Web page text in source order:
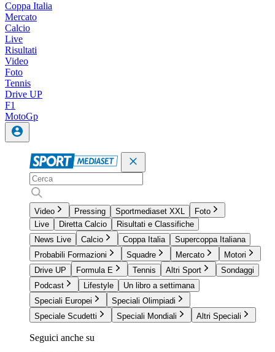
Coppa Italia
Mercato
Calcio
Live
Risultati
Video
Foto
Tennis
Drive UP
F1
MotoGp
Video Pressing Sportmediaset XXL
Foto
Live
Diretta Calcio
Risultati e Classifiche
News Live
Calcio Coppa Italia
Supercoppa Italiana
Probabili Formazioni
Squadre Mercato
Motori
Drive UP
Formula E Tennis Altri Sport
Sondaggi
Podcast
Lifestyle
Un libro a settimana
Speciali Europei
Speciali Olimpiadi
Speciale Scudetti
Speciali Mondiali Altri Speciali
Seguici anche su